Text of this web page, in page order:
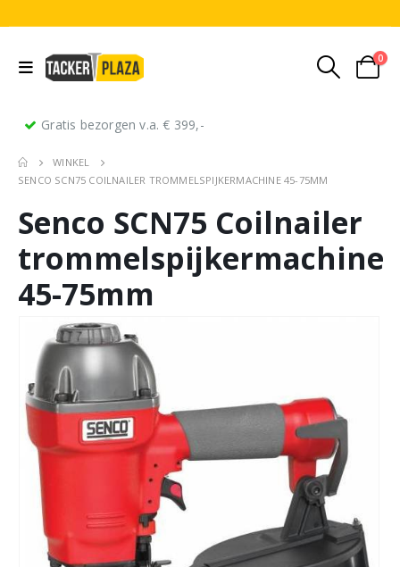
0
Gratis bezorgen v.a. € 399,-
WINKEL
SENCO SCN75 COILNAILER TROMMELSPIJKERMACHINE 45-75MM
Senco SCN75 Coilnailer
trommelspijkermachine
45-75mm